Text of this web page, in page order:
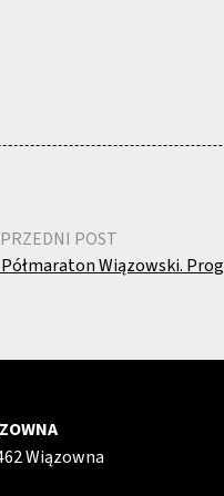
POST
Półmaraton Wiązowski.
Wiązowna